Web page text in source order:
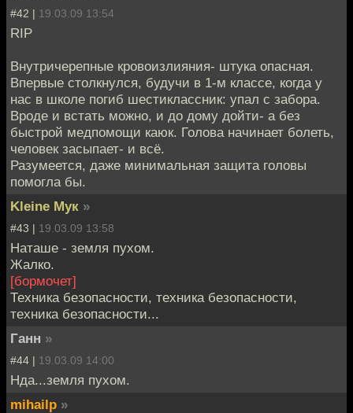
#42 | 19.03.09 13:54
RIP
Внутричерепные кровоизлияния- штука опасная.
Впервые столкнулся, будучи в 1-м классе, когда у
нас в школе погиб шестиклассник: упал с забора.
Вроде и встать можно, и до дому дойти- а без
быстрой медпомощи каюк. Голова начинает болеть,
человек засыпает- и всё.
Разумеется, даже минимальная защита головы
помогла бы.
Kleine Мук »
#43 | 19.03.09 13:58
Наташе - земля пухом.
Жалко.
[бормочет]
Техника безопасности, техника безопасности,
техника безопасности...
Ганн »
#44 | 19.03.09 14:00
Нда...земля пухом.
mihailp »